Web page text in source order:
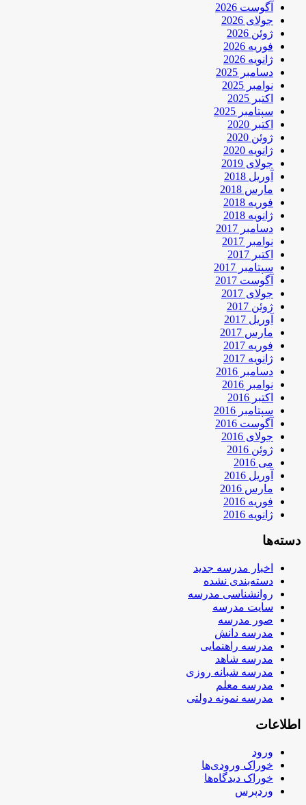
آگوست 2026
جولای 2026
ژوئن 2026
فوریه 2026
ژانویه 2026
دسامبر 2025
نوامبر 2025
اکتبر 2025
سپتامبر 2025
اکتبر 2020
ژوئن 2020
ژانویه 2020
جولای 2019
آوریل 2018
مارس 2018
فوریه 2018
ژانویه 2018
دسامبر 2017
نوامبر 2017
اکتبر 2017
سپتامبر 2017
آگوست 2017
جولای 2017
ژوئن 2017
آوریل 2017
مارس 2017
فوریه 2017
ژانویه 2017
دسامبر 2016
نوامبر 2016
اکتبر 2016
سپتامبر 2016
آگوست 2016
جولای 2016
ژوئن 2016
می 2016
آوریل 2016
مارس 2016
فوریه 2016
ژانویه 2016
دسته‌ها
اخبار مدرسه جدید
دسته‌بندی نشده
روانشناسی مدرسه
سایت مدرسه
صور مدرسه
مدرسه دانش
مدرسه راهنمایی
مدرسه شاهد
مدرسه شبانه روزی
مدرسه معلم
مدرسه نمونه دولتی
اطلاعات
ورود
خوراک ورودی‌ها
خوراک دیدگاه‌ها
وردپرس